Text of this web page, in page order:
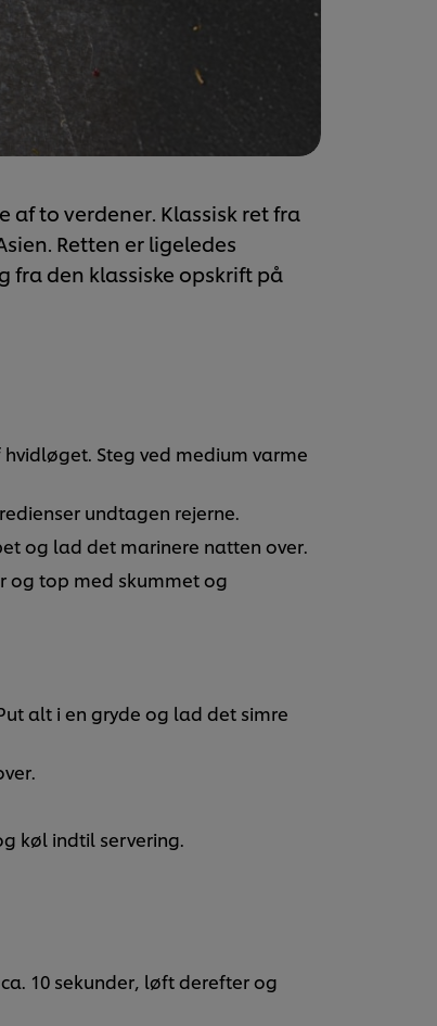
af to verdener. Klassisk ret fra
Retten er ligeledes
fra den klassiske opskrift på
Steg ved medium varme
undtagen rejerne.
og lad det marinere natten over.
og top med skummet og
alt i en gryde og lad det simre
køl indtil servering.
10 sekunder, løft derefter og